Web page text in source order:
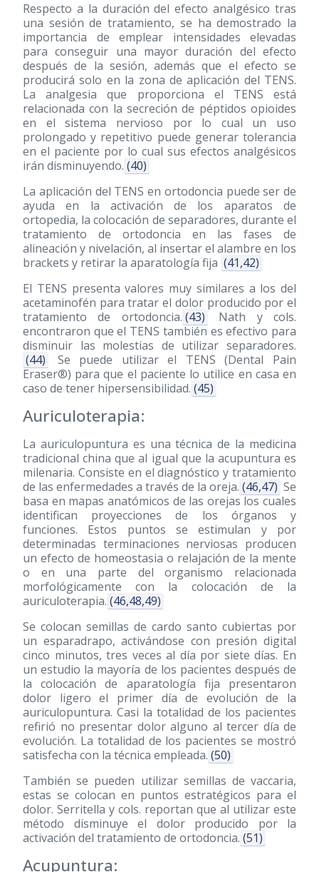
Respecto a la duración del efecto analgésico tras
una sesión de tratamiento, se ha demostrado la
importancia de emplear intensidades elevadas
para conseguir una mayor duración del efecto
después de la sesión, además que el efecto se
producirá solo en la zona de aplicación del TENS.
La analgesia que proporciona el TENS está
relacionada con la secreción de péptidos opioides
en el sistema nervioso por lo cual un uso
prolongado y repetitivo puede generar tolerancia
en el paciente por lo cual sus efectos analgésicos
irán disminuyendo. (40)
La aplicación del TENS en ortodoncia puede ser de
ayuda en la activación de los aparatos de
ortopedia, la colocación de separadores, durante el
tratamiento de ortodoncia en las fases de
alineación y nivelación, al insertar el alambre en los
brackets y retirar la aparatología fija (41,42)
El TENS presenta valores muy similares a los del
acetaminofén para tratar el dolor producido por el
tratamiento de ortodoncia. (43)
Nath y cols.
encontraron que el TENS también es efectivo para
disminuir las molestias de utilizar separadores.
(44)
Se puede utilizar el TENS (Dental Pain
Eraser®) para que el paciente lo utilice en casa en
caso de tener hipersensibilidad. (45)
Auriculoterapia:
La auriculopuntura es una técnica de la medicina
tradicional china que al igual que la acupuntura es
milenaria. Consiste en el diagnóstico y tratamiento
de las enfermedades a través de la oreja. (46,47) Se
basa en mapas anatómicos de las orejas los cuales
identifican proyecciones de los órganos y
funciones. Estos puntos se estimulan y por
determinadas terminaciones nerviosas producen
un efecto de homeostasia o relajación de la mente
o en una parte del organismo relacionada
morfológicamente con la colocación de la
auriculoterapia. (46,48,49)
Se colocan semillas de cardo santo cubiertas por
un esparadrapo, activándose con presión digital
cinco minutos, tres veces al día por siete días. En
un estudio la mayoría de los pacientes después de
la colocación de aparatología fija presentaron
dolor ligero el primer día de evolución de la
auriculopuntura. Casi la totalidad de los pacientes
refirió no presentar dolor alguno al tercer día de
evolución. La totalidad de los pacientes se mostró
satisfecha con la técnica empleada. (50)
También se pueden utilizar semillas de vaccaria,
estas se colocan en puntos estratégicos para el
dolor. Serritella y cols. reportan que al utilizar este
método disminuye el dolor producido por la
activación del tratamiento de ortodoncia. (51)
Acupuntura: